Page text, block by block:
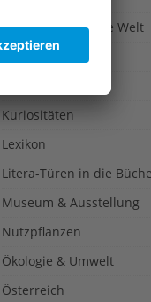
Kulinarisch um die Welt
Kultur
Kuriositäten
Lexikon
Litera-Türen in die
Museum & Ausstellung
Nutzpflanzen
Ökologie & Umwelt
Österreich